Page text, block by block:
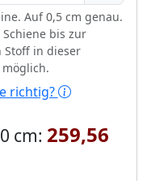
Auf 0,5 cm genau.
bis zur
Stoff in dieser
richtig?
cm: 259,56